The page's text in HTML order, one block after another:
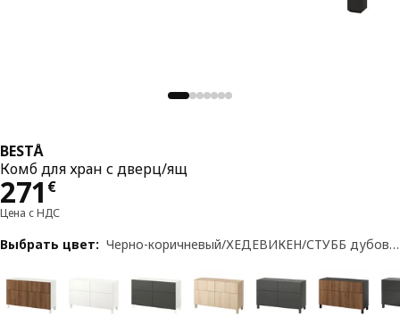
BESTÅ
Комб для хран с дверц/ящ
271 €
Цена 271€
Цена с НДС
Выбрать цвет: Черно-коричневый/ХЕДЕВИКЕН/СТУББ дубовый шпон